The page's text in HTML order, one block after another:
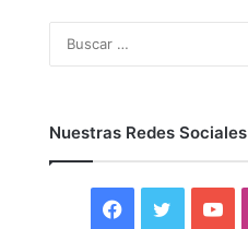
Nuestras Redes Sociales
F
Y